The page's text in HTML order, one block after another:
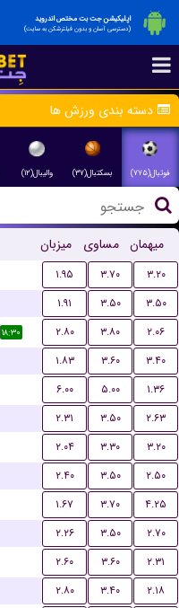
اپلیکیشن جت بت مختص اندروید
(دسترسی آسان و بدون فیلترشکن به سایت)
دسته بندی ورزش ها
فوتبال(۷۷۵) بسکتبال(۳۷) والیبال(۱۲)
میزبان مساوی میهمان
۱.۹۵ ۳.۷۰
۳.۲۰
۱.۹۱ ۳.۵۰
۳.۵۰
۱۸:۳۰ ۲.۸۰ ۳.۸۰
۲.۰۶
۱.۸۳ ۳.۶۰
۳.۴۰
۶.۰۰ ۵.۰۰
۱.۳۶
۲.۳۱ ۳.۵۰
۲.۶۳
۲.۰۴ ۳.۳۰
۳.۲۰
۲.۴۰ ۳.۵۰
۲.۵۰
۱.۶۷ ۳.۷۰
۴.۲۵
۲.۲۶ ۳.۵۰
۲.۷۰
۲.۶۰ ۳.۶۰
۲.۳۱
۲.۸۰ ۳.۴۰
۲.۱۸